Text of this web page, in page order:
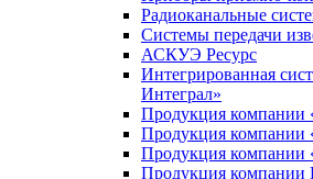
Радиоканальные
Системы передачи
АСКУЭ Ресурс
Интегрированная
Интеграл»
Продукция
Продукция компании
Продукция
Продукция